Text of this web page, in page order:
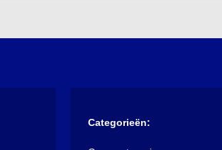
Categorieën: